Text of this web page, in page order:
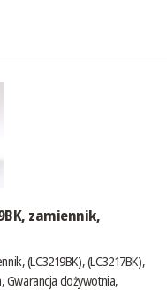
zamiennik,
(LC3219BK), (LC3217BK),
Gwarancja dożywotnia,